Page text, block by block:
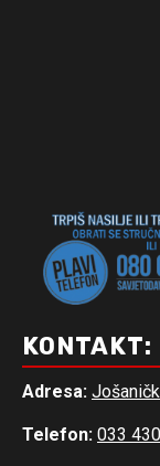
KONTAKT:
Adresa:
Telefon: 033